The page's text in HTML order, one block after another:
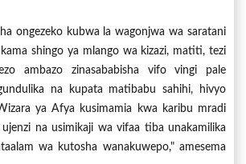
ongezeko kubwa la wagonjwa wa saratani
shingo ya mlango wa kizazi, matiti, tezi
ambazo zinasababisha vifo vingi pale
na kupata matibabu sahihi, hivyo
ya Afya kusimamia kwa karibu mradi
na usimikaji wa vifaa tiba unakamilika
wa kutosha wanakuwepo," amesema